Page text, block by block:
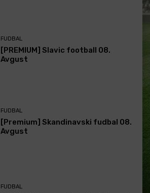
FUDBAL
[PREMIUM] Slavic football 08.
Avgust
FUDBAL
[Premium] Skandinavski fudbal 08.
Avgust
FUDBAL